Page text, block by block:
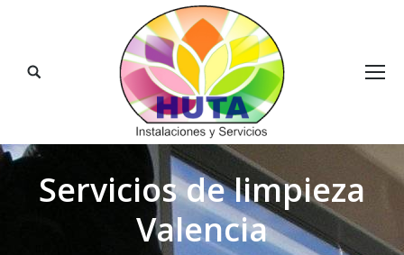
Buscar:
Servicios de limpieza
Valencia